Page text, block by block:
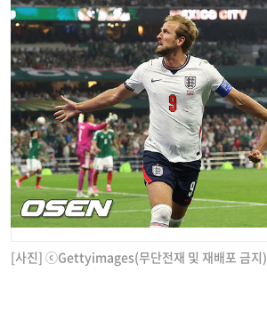
[사진] ⓒGettyimages(무단전재 및 재배포 금지)